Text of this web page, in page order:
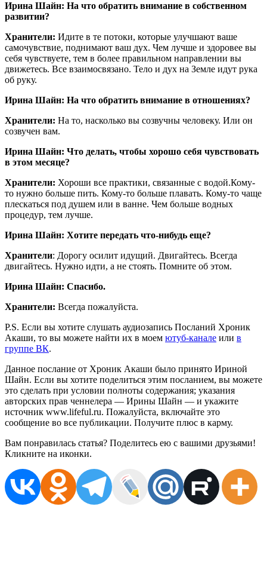
Ирина Шайн: На что обратить внимание в собственном
развитии?
Хранители: Идите в те потоки, которые улучшают ваше
самочувствие, поднимают ваш дух. Чем лучше и здоровее вы
себя чувствуете, тем в более правильном направлении вы
движетесь. Все взаимосвязано. Тело и дух на Земле идут рука
об руку.
Ирина Шайн: На что обратить внимание в отношениях?
Хранители: На то, насколько вы созвучны человеку. Или он
созвучен вам.
Ирина Шайн: Что делать, чтобы хорошо себя чувствовать
в этом месяце?
Хранители: Хороши все практики, связанные с водой.Кому-
то нужно больше пить. Кому-то больше плавать. Кому-то чаще
плескаться под душем или в ванне. Чем больше водных
процедур, тем лучше.
Ирина Шайн: Хотите передать что-нибудь еще?
Хранители: Дорогу осилит идущий. Двигайтесь. Всегда
двигайтесь. Нужно идти, а не стоять. Помните об этом.
Ирина Шайн: Спасибо.
Хранители: Всегда пожалуйста.
P.S. Если вы хотите слушать аудиозапись Посланий Хроник
Акаши, то вы можете найти их в моем ютуб-канале или в
группе ВК.
Данное послание от Хроник Акаши было принято Ириной
Шайн. Если вы хотите поделиться этим посланием, вы можете
это сделать при условии полноты содержания; указания
авторских прав ченнелера — Ирины Шайн — и укажите
источник www.lifeful.ru. Пожалуйста, включайте это
сообщение во все публикации. Получите плюс в карму.
Вам понравилась статья? Поделитесь ею с вашими друзьями!
Кликните на иконки.